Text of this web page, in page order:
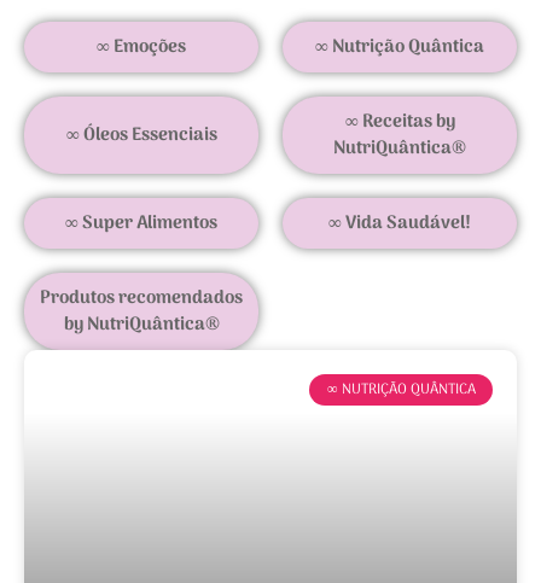
∞ Emoções ∞ Nutrição Quântica
∞ Óleos Essenciais
∞ Receitas by
NutriQuântica®
∞ Super Alimentos ∞ Vida Saudável!
Produtos recomendados
by NutriQuântica®
∞ NUTRIÇÃO QUÂNTICA